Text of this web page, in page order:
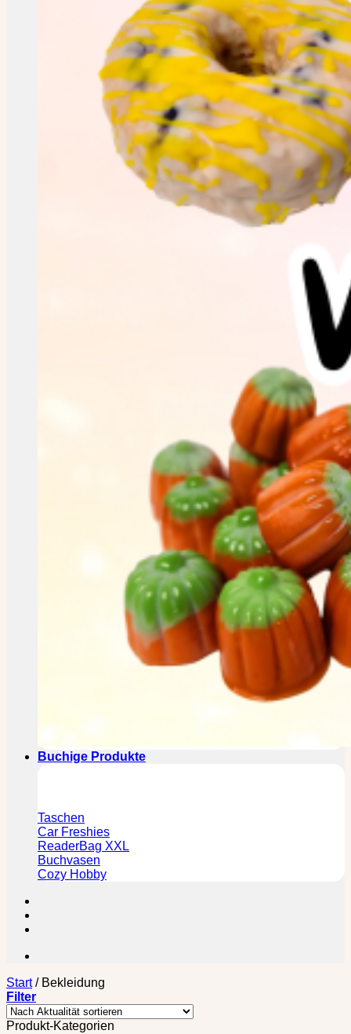
Buchige Produkte
Taschen
Car Freshies
ReaderBag XXL
Buchvasen
Cozy Hobby
Start /Bekleidung
Filter
Produkt-Kategorien